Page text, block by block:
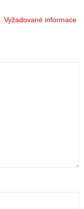
Vyžadované informace